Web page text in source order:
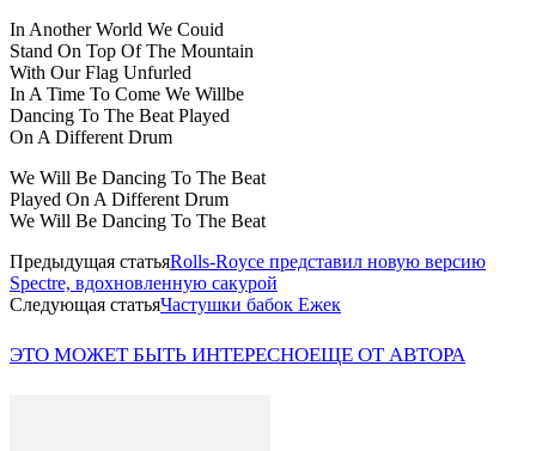
In Another World We Couid
Stand On Top Of The Mountain
With Our Flag Unfurled
In A Time To Come We Willbe
Dancing To The Beat Played
On A Different Drum
We Will Be Dancing To The Beat
Played On A Different Drum
We Will Be Dancing To The Beat
Предыдущая статьяRolls-Royce представил новую версию
Spectre, вдохновленную сакурой
Следующая статьяЧастушки бабок Ежек
ЭТО МОЖЕТ БЫТЬ ИНТЕРЕСНОЕЩЕ ОТ АВТОРА